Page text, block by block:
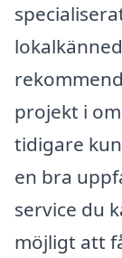
projekt i
tidigare
en bra
service du
möjligt att